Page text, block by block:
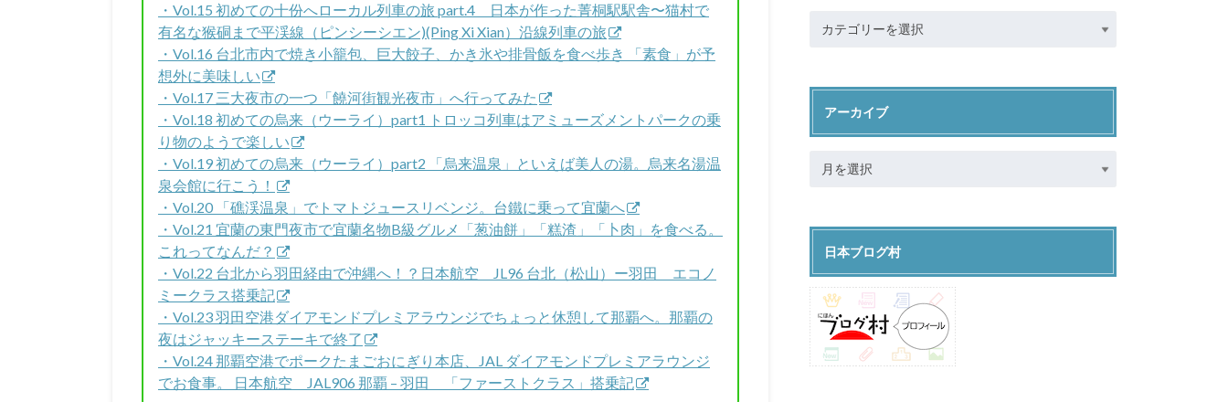
・Vol.15 初めての十份へローカル列車の旅 part.4 日本が作った菁桐駅駅舎〜猫村で
有名な猴硐まで平渓線（ピンシーシエン)(Ping Xi Xian）沿線列車の旅
・Vol.16 台北市内で焼き小籠包、巨大餃子、かき氷や排骨飯を食べ歩き 「素食」が予
想外に美味しい
・Vol.17 三大夜市の一つ「饒河街観光夜市」へ行ってみた
・Vol.18 初めての烏来（ウーライ）part1 トロッコ列車はアミューズメントパークの乗
り物のようで楽しい
・Vol.19 初めての烏来（ウーライ）part2 「烏来温泉」といえば美人の湯。烏来名湯温
泉会館に行こう！
・Vol.20 「礁渓温泉」でトマトジュースリベンジ。台鐵に乗って宜蘭へ
・Vol.21 宜蘭の東門夜市で宜蘭名物B級グルメ「葱油餅」「糕渣」「卜肉」を食べる。
これってなんだ？
・Vol.22 台北から羽田経由で沖縄へ！？日本航空 JL96 台北（松山）ー羽田 エコノ
ミークラス搭乗記
・Vol.23 羽田空港ダイアモンドプレミアラウンジでちょっと休憩して那覇へ。那覇の
夜はジャッキーステーキで終了
・Vol.24 那覇空港でポークたまごおにぎり本店、JAL ダイアモンドプレミアラウンジ
でお食事。 日本航空 JAL906 那覇 – 羽田 「ファーストクラス」搭乗記
アーカイブ
日本ブログ村